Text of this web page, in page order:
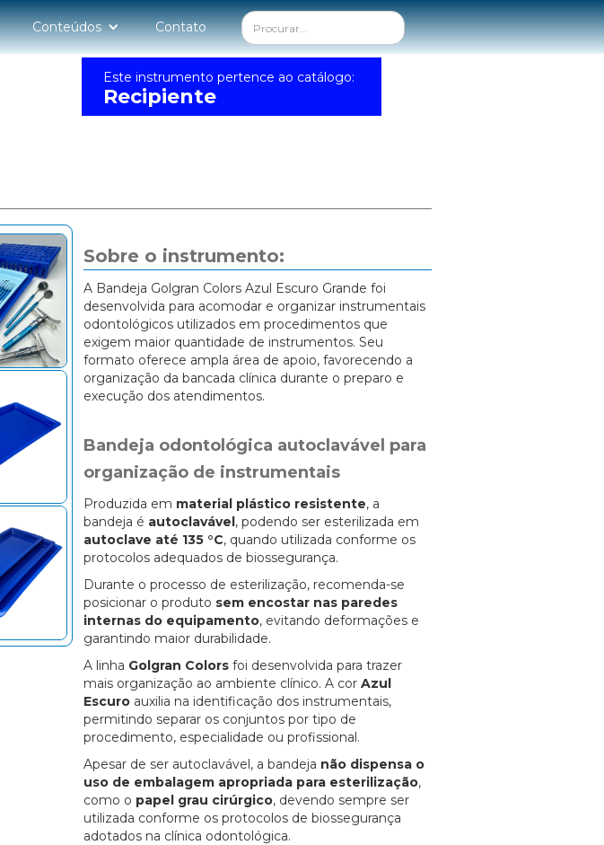
Conteúdos Contato
Este instrumento pertence ao catálogo:
Recipiente
Sobre o instrumento:
A Bandeja Golgran Colors Azul Escuro Grande foi
desenvolvida para acomodar e organizar instrumentais
odontológicos utilizados em procedimentos que
exigem maior quantidade de instrumentos. Seu
formato oferece ampla área de apoio, favorecendo a
organização da bancada clínica durante o preparo e
execução dos atendimentos.
Bandeja odontológica autoclavável para
organização de instrumentais
Produzida em material plástico resistente, a
bandeja é autoclavável, podendo ser esterilizada em
autoclave até 135 °C, quando utilizada conforme os
protocolos adequados de biossegurança.
Durante o processo de esterilização, recomenda-se
posicionar o produto sem encostar nas paredes
internas do equipamento, evitando deformações e
garantindo maior durabilidade.
A linha Golgran Colorsfoi desenvolvida para trazer
mais organização ao ambiente clínico. A cor Azul
Escuroauxilia na identificação dos instrumentais,
permitindo separar os conjuntos por tipo de
procedimento, especialidade ou profissional.
Apesar de ser autoclavável, a bandeja não dispensa o
uso de embalagem apropriada para esterilização,
como o papel grau cirúrgico, devendo sempre ser
utilizada conforme os protocolos de biossegurança
adotados na clínica odontológica.